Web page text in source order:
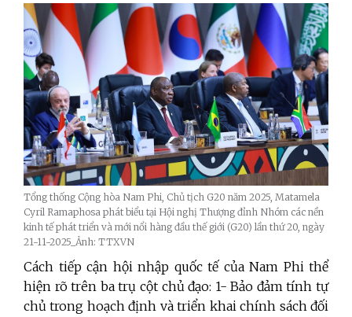
Tổng thống Cộng hòa Nam Phi, Chủ tịch G20 năm 2025, Matamela
Cyril Ramaphosa phát biểu tại Hội nghị Thượng đỉnh Nhóm các nền
kinh tế phát triển và mới nổi hàng đầu thế giới (G20) lần thứ 20, ngày
21-11-2025_Ảnh: TTXVN
Cách tiếp cận hội nhập quốc tế của Nam Phi thể
hiện rõ trên ba trụ cột chủ đạo: 1- Bảo đảm tính tự
chủ trong hoạch định và triển khai chính sách đối